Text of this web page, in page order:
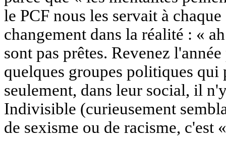
le PCF nous les servait à
changement dans la réalité : «
sont pas prêtes. Revenez
quelques groupes politiques
seulement, dans leur social, il
Indivisible (curieusement
de sexisme ou de racisme, c'est